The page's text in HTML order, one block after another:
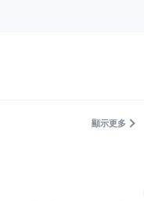
顯示更多